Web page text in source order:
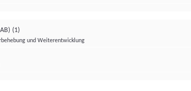
(1)
und Weiterentwicklung